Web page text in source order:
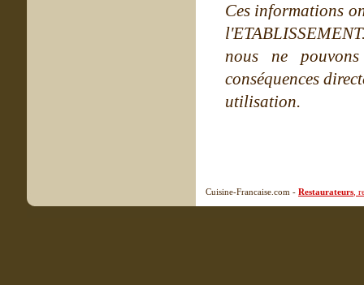
Ces informations
nous ne
conséquences
utilisation.
Cuisine-Francaise.com - Restaurateurs ,